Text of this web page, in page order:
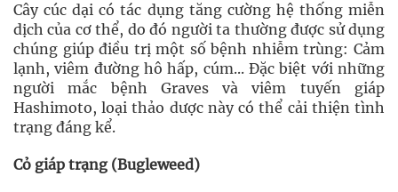
Cây cúc dại có tác dụng tăng cường hệ thống miễn
dịch của cơ thể, do đó người ta thường được sử dụng
chúng giúp điều trị một số bệnh nhiễm trùng: Cảm
lạnh, viêm đường hô hấp, cúm... Đặc biệt với những
người mắc bệnh Graves và viêm tuyến giáp
Hashimoto, loại thảo dược này có thể cải thiện tình
trạng đáng kể.
Cỏ giáp trạng (Bugleweed)